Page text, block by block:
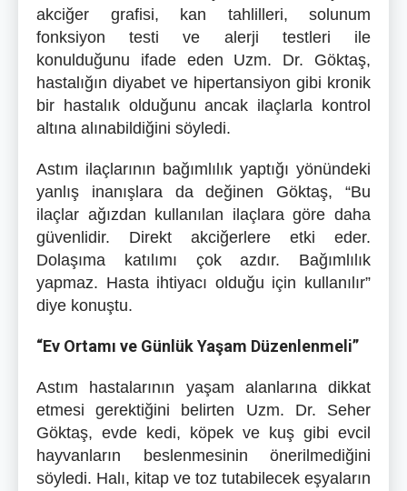
akciğer grafisi, kan tahlilleri, solunum
fonksiyon testi ve alerji testleri ile
konulduğunu ifade eden Uzm. Dr. Göktaş,
hastalığın diyabet ve hipertansiyon gibi kronik
bir hastalık olduğunu ancak ilaçlarla kontrol
altına alınabildiğini söyledi.
Astım ilaçlarının bağımlılık yaptığı yönündeki
yanlış inanışlara da değinen Göktaş, “Bu
ilaçlar ağızdan kullanılan ilaçlara göre daha
güvenlidir. Direkt akciğerlere etki eder.
Dolaşıma katılımı çok azdır. Bağımlılık
yapmaz. Hasta ihtiyacı olduğu için kullanılır”
diye konuştu.
“Ev Ortamı ve Günlük Yaşam Düzenlenmeli”
Astım hastalarının yaşam alanlarına dikkat
etmesi gerektiğini belirten Uzm. Dr. Seher
Göktaş, evde kedi, köpek ve kuş gibi evcil
hayvanların beslenmesinin önerilmediğini
söyledi. Halı, kitap ve toz tutabilecek eşyaların